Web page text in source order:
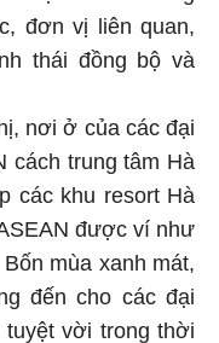
đơn vị liên quan,
thái đồng bộ và
nơi ở của các đại
cách trung tâm Hà
các khu resort Hà
được ví như
mùa xanh mát,
đến cho các đại
vời trong thời